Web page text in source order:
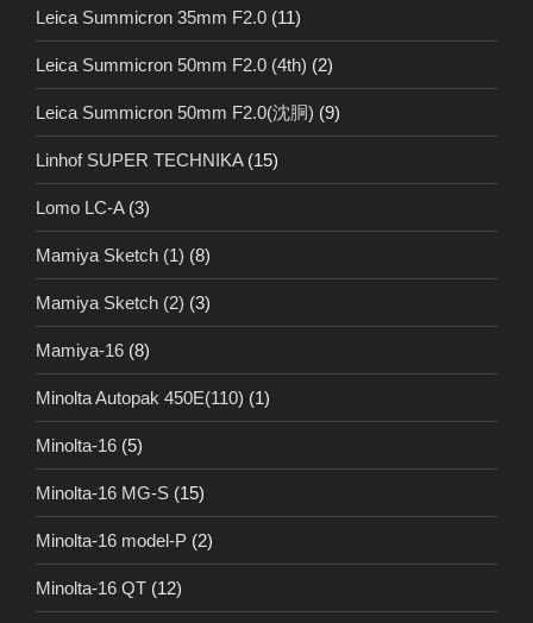
Leica Summicron 35mm F2.0 (11)
Leica Summicron 50mm F2.0 (4th) (2)
Leica Summicron 50mm F2.0(沈胴) (9)
Linhof SUPER TECHNIKA(15)
Lomo LC-A(3)
Mamiya Sketch (1) (8)
Mamiya Sketch (2) (3)
Mamiya-16 (8)
Minolta Autopak 450E(110) (1)
Minolta-16 (5)
Minolta-16 MG-S (15)
Minolta-16 model-P (2)
Minolta-16 QT (12)